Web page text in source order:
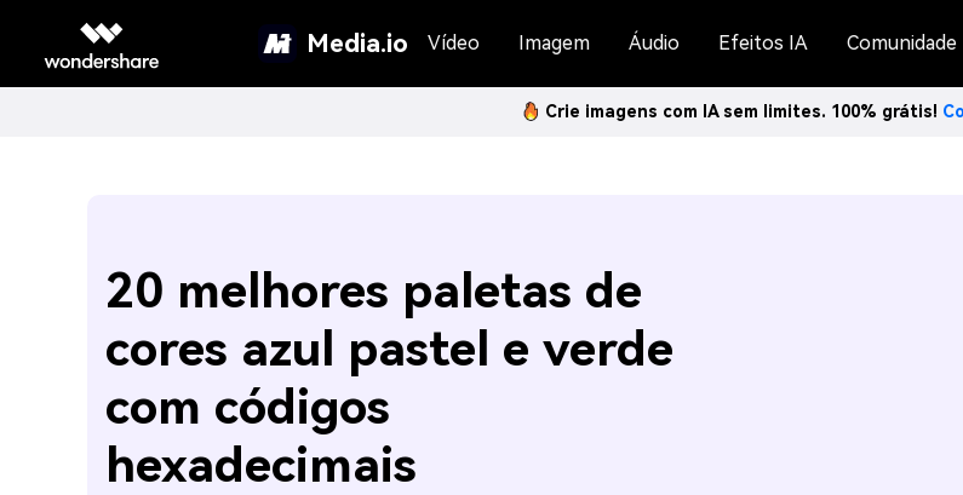
Media.io Vídeo Imagem Áudio Efeitos IA Comunidade
Crie imagens com IA sem limites. 100% grátis!
20 melhores paletas de
cores azul pastel e verde
com códigos
hexadecimais